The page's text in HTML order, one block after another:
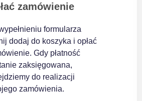
zamówienie
formularza
dodaj do koszyka i opłać
Gdy płatność
zaksięgowana,
do realizacji
zamówienia.